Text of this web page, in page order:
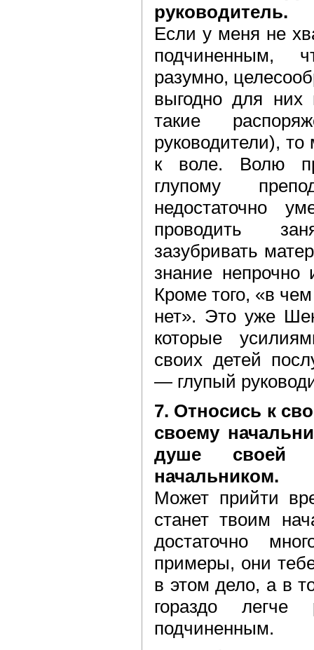
руководитель.
Если у меня не
подчиненным,
разумно,
выгодно для
такие
руководители), то
к воле. Волю
глупому
недостаточно
проводить
зазубривать
знание
Кроме того, «в
нет». Это уже
которые
своих детей
— глупый
7. Относись к
своему
душе своей
начальником.
Может прийти
станет твоим
достаточно
примеры, они
в этом дело, а в
гораздо легче
подчиненным.